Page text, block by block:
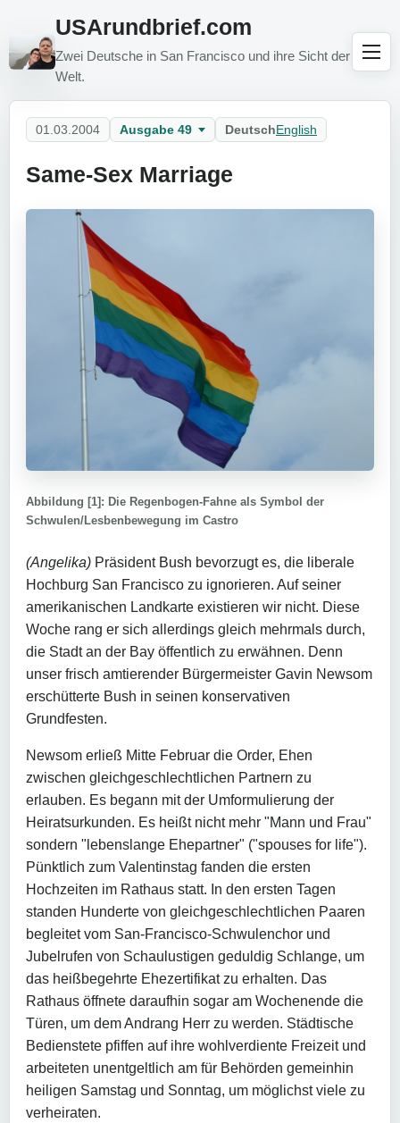
USArundbrief.com
Zwei Deutsche in San Francisco und ihre Sicht der
Welt.
01.03.2004 Ausgabe 49 DeutschEnglish
Same-Sex Marriage
Abbildung [1]: Die Regenbogen-Fahne als Symbol der
Schwulen/Lesbenbewegung im Castro
(Angelika) Präsident Bush bevorzugt es, die liberale
Hochburg San Francisco zu ignorieren. Auf seiner
amerikanischen Landkarte existieren wir nicht. Diese
Woche rang er sich allerdings gleich mehrmals durch,
die Stadt an der Bay öffentlich zu erwähnen. Denn
unser frisch amtierender Bürgermeister Gavin Newsom
erschütterte Bush in seinen konservativen
Grundfesten.
Newsom erließ Mitte Februar die Order, Ehen
zwischen gleichgeschlechtlichen Partnern zu
erlauben. Es begann mit der Umformulierung der
Heiratsurkunden. Es heißt nicht mehr "Mann und Frau"
sondern "lebenslange Ehepartner" ("spouses for life").
Pünktlich zum Valentinstag fanden die ersten
Hochzeiten im Rathaus statt. In den ersten Tagen
standen Hunderte von gleichgeschlechtlichen Paaren
begleitet vom San-Francisco-Schwulenchor und
Jubelrufen von Schaulustigen geduldig Schlange, um
das heißbegehrte Ehezertifikat zu erhalten. Das
Rathaus öffnete daraufhin sogar am Wochenende die
Türen, um dem Andrang Herr zu werden. Städtische
Bedienstete pfiffen auf ihre wohlverdiente Freizeit und
arbeiteten unentgeltlich am für Behörden gemeinhin
heiligen Samstag und Sonntag, um möglichst viele zu
verheiraten.